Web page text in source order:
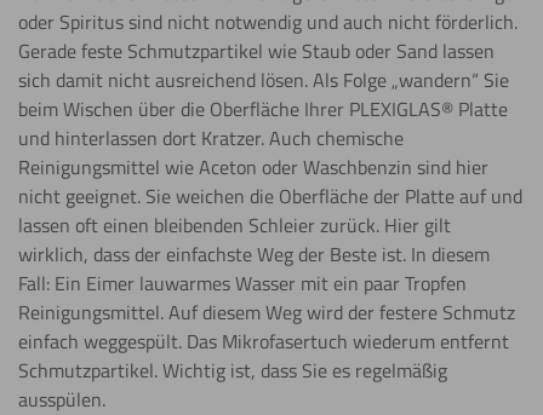
oder Spiritus sind nicht notwendig und auch nicht förderlich.
Gerade feste Schmutzpartikel wie Staub oder Sand lassen
sich damit nicht ausreichend lösen. Als Folge „wandern“ Sie
beim Wischen über die Oberfläche Ihrer PLEXIGLAS®️ Platte
und hinterlassen dort Kratzer. Auch chemische
Reinigungsmittel wie Aceton oder Waschbenzin sind hier
nicht geeignet. Sie weichen die Oberfläche der Platte auf und
lassen oft einen bleibenden Schleier zurück. Hier gilt
wirklich, dass der einfachste Weg der Beste ist. In diesem
Fall: Ein Eimer lauwarmes Wasser mit ein paar Tropfen
Reinigungsmittel. Auf diesem Weg wird der festere Schmutz
einfach weggespült. Das Mikrofasertuch wiederum entfernt
Schmutzpartikel. Wichtig ist, dass Sie es regelmäßig
ausspülen.